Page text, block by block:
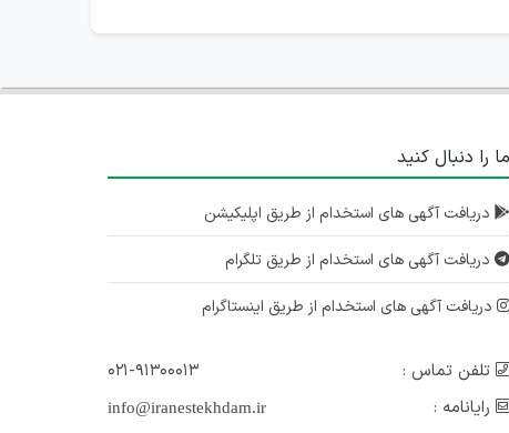
ما را دنبال کنید
دریافت آگهی های استخدام از طریق اپلیکیشن
دریافت آگهی های استخدام از طریق تلگرام
دریافت آگهی های استخدام از طریق اینستاگرام
تلفن تماس :
۰۲۱-۹۱۳۰۰۰۱۳
رایانامه :
info@iranestekhdam.ir